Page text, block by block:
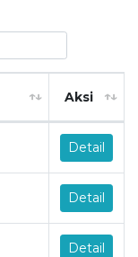
Aksi
Detail
Detail
Detail